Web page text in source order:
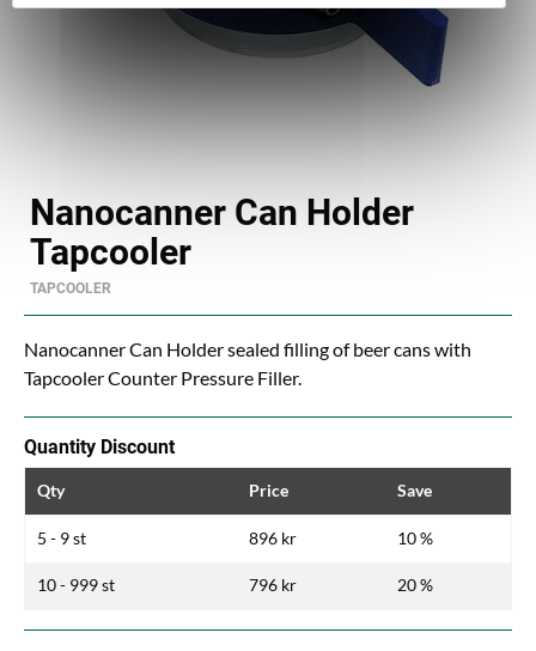
Nanocanner Can Holder
Tapcooler
TAPCOOLER
Nanocanner Can Holder sealed filling of beer cans with
Tapcooler Counter Pressure Filler.
Quantity Discount
Qty Price Save
5 - 9 st 896 kr 10 %
10 - 999 st 796 kr 20 %